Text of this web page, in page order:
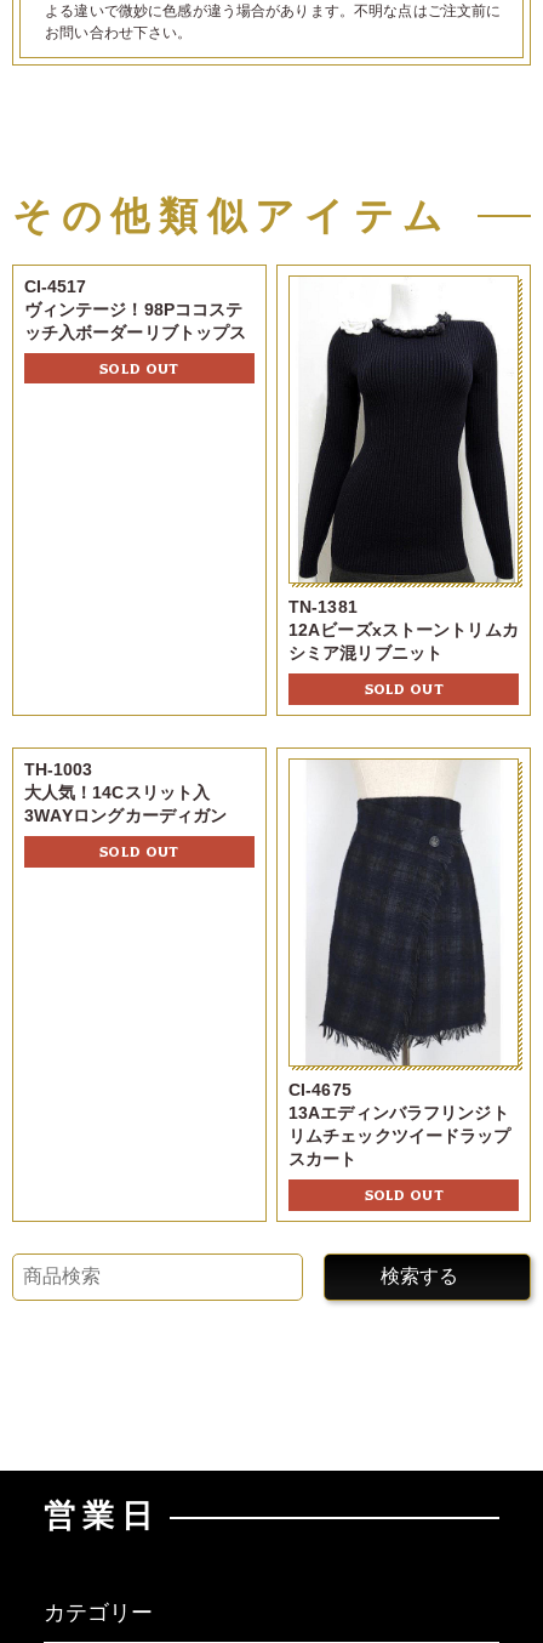
よる違いで微妙に色感が違う場合があります。不明な点はご注文前に
お問い合わせ下さい。
その他類似アイテム
CI-4517
ヴィンテージ！98Pココステ
ッチ入ボーダーリブトップス
SOLD OUT
TN-1381
12Aビーズxストーントリムカ
シミア混リブニット
SOLD OUT
TH-1003
大人気！14Cスリット入
3WAYロングカーディガン
SOLD OUT
CI-4675
13Aエディンバラフリンジト
リムチェックツイードラップ
スカート
SOLD OUT
検索する
営業日
カテゴリー